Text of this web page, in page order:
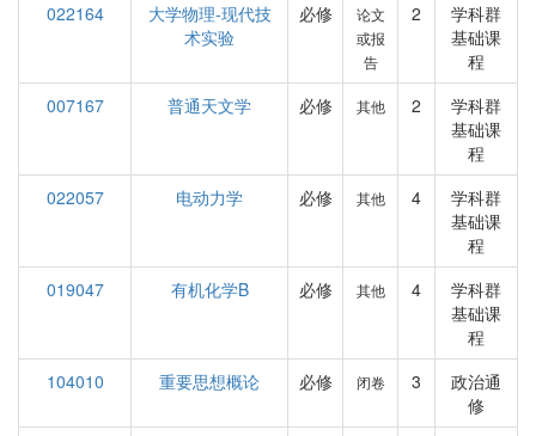
022164
大学物理-现代技
术实验
必修
论文
或报
告
2
学科群
基础课
程
007167
普通天文学 必修 其他 2
学科群
基础课
程
022057
电动力学 必修 其他 4
学科群
基础课
程
019047
有机化学B 必修 其他 4
学科群
基础课
程
104010
重要思想概论 必修 闭卷 3
政治通
修